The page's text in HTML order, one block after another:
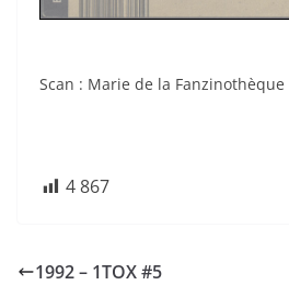
Scan : Marie de la Fanzinothèque
4 867
1992 – 1TOX #5